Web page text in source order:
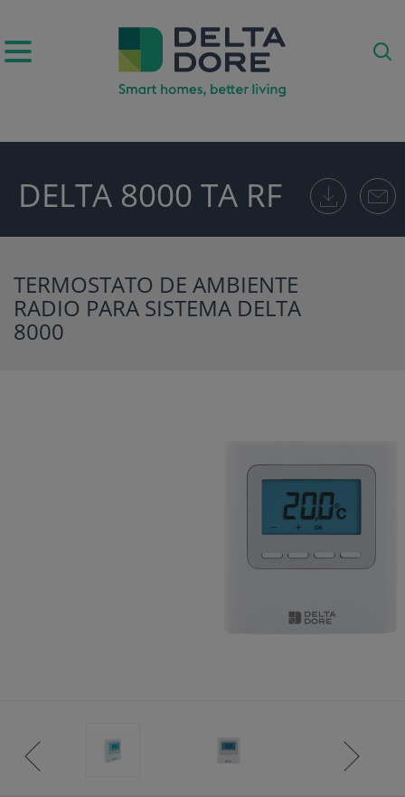
DELTA 8000 TA RF
TERMOSTATO DE AMBIENTE
RADIO PARA SISTEMA DELTA
8000